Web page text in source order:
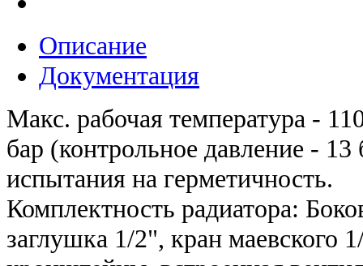
Описание
Документация
Макс. рабочая температура -
бар (контрольное давление -
испытания на герметичность.
Комплектность радиатора:
заглушка 1/2", кран